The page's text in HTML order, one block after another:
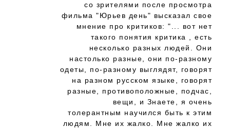
со зрителями после просмотра
фильма "Юрьев день" высказал свое
мнение про критиков: "... вот нет
такого понятия критика , есть
несколько разных людей. Они
настолько разные, они по-разному
одеты, по-разному выглядят, говорят
на разном русском языке, говорят
разные, противоположные, подчас,
вещи, и Знаете, я очень
толерантным научился быть к этим
людям. Мне их жалко. Мне жалко их